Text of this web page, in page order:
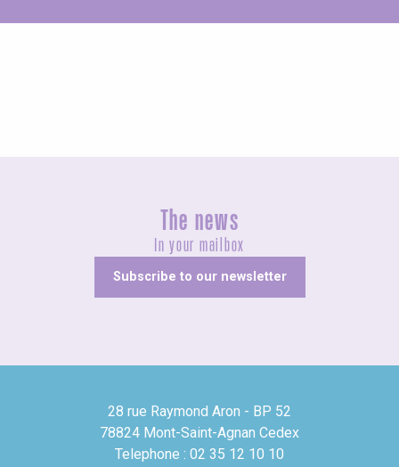
The news
In your mailbox
Subscribe to our newsletter
28 rue Raymond Aron - BP 52
78824 Mont-Saint-Agnan Cedex
Telephone : 02 35 12 10 10